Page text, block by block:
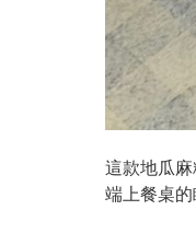
這款地瓜
端上餐桌